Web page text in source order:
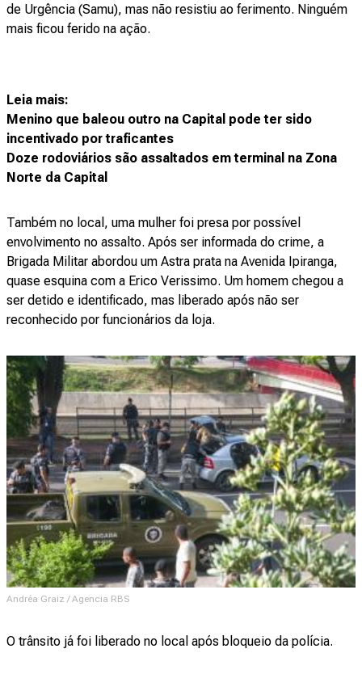
de Urgência (Samu), mas não resistiu ao ferimento. Ninguém
mais ficou ferido na ação.
Leia mais:
Menino que baleou outro na Capital pode ter sido
incentivado por traficantes
Doze rodoviários são assaltados em terminal na Zona
Norte da Capital
Também no local, uma mulher foi presa por possível
envolvimento no assalto. Após ser informada do crime, a
Brigada Militar abordou um Astra prata na Avenida Ipiranga,
quase esquina com a Erico Verissimo. Um homem chegou a
ser detido e identificado, mas liberado após não ser
reconhecido por funcionários da loja.
Andréa Graiz / Agencia RBS
O trânsito já foi liberado no local após bloqueio da polícia.